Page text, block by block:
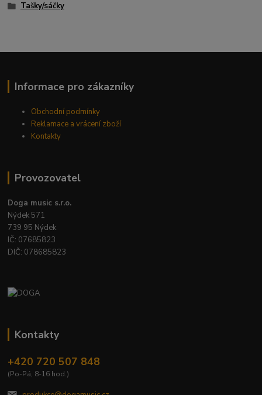
Tašky/sáčky
Informace pro zákazníky
Obchodní podmínky
Reklamace a vrácení zboží
Kontakty
Provozovatel
Doga music s.r.o.
Nýdek 571
739 95 Nýdek
IČ: 07685823
DIČ: 078685823
Kontakty
+420 720 507 848
(Po-Pá, 8-16 hod.)